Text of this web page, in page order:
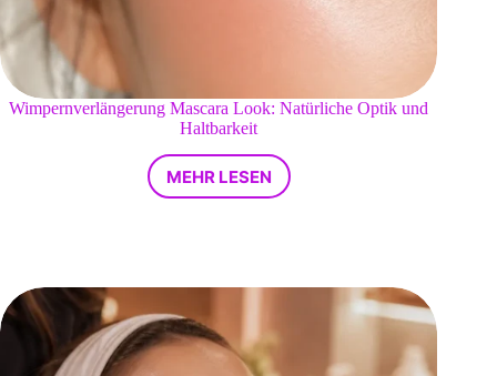
Wimpernverlängerung Mascara Look: Natürliche Optik und
Haltbarkeit
MEHR LESEN